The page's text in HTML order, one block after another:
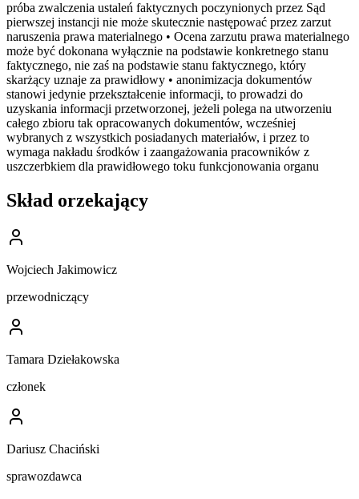
próba zwalczenia ustaleń faktycznych poczynionych przez Sąd
pierwszej instancji nie może skutecznie następować przez zarzut
naruszenia prawa materialnego • Ocena zarzutu prawa materialnego
może być dokonana wyłącznie na podstawie konkretnego stanu
faktycznego, nie zaś na podstawie stanu faktycznego, który
skarżący uznaje za prawidłowy • anonimizacja dokumentów
stanowi jedynie przekształcenie informacji, to prowadzi do
uzyskania informacji przetworzonej, jeżeli polega na utworzeniu
całego zbioru tak opracowanych dokumentów, wcześniej
wybranych z wszystkich posiadanych materiałów, i przez to
wymaga nakładu środków i zaangażowania pracowników z
uszczerbkiem dla prawidłowego toku funkcjonowania organu
Skład orzekający
Wojciech Jakimowicz
przewodniczący
Tamara Dziełakowska
członek
Dariusz Chaciński
sprawozdawca